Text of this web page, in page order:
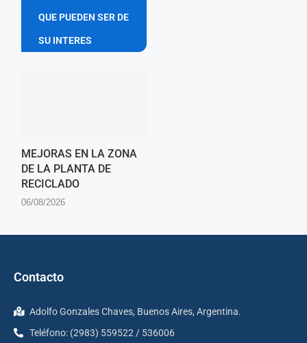
QUE PUEDEN SER DE
SU INTERES
MEJORAS EN LA ZONA
DE LA PLANTA DE
RECICLADO
06/08/2026
Contacto
Adolfo Gonzales Chaves, Buenos Aires, Argentina.
Teléfono: (2983) 559522 / 536006